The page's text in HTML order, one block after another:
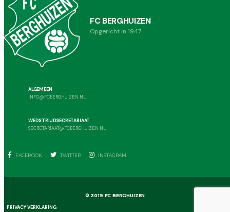
FC BERGHUIZEN
Opgericht in 1947
ALGEMEEN
INFO@FCBERGHUIZEN.NL
WEDSTRIJDSECRETARIAAT
SECRETARIAAT@FCBERGHUIZEN.NL
FACEBOOK TWITTER INSTAGRAM
© 2019 FC BERGHUIZEN
PRIVACY VERKLARING